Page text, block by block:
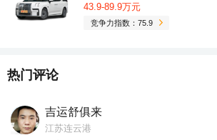
43.9-89.9万元
竞争力指数：75.9
热门评论
吉运舒俱来
江苏连云港